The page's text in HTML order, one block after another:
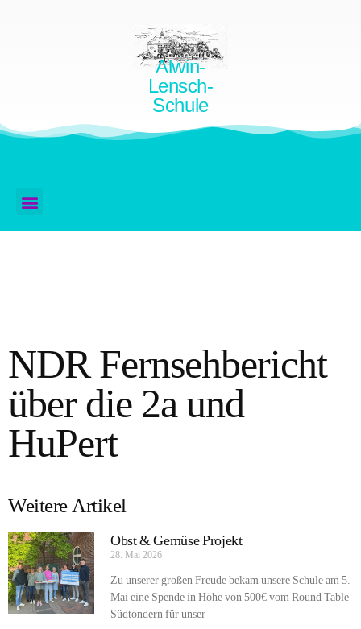
Alwin-
Lensch-
Schule
NDR Fernsehbericht
über die 2a und
HuPert
Weitere Artikel
Obst & Gemüse Projekt
28. Mai 2026
Zu unserer großen Freude bekam unsere Schule am 5.
Mai eine Spende in Höhe von 500€ vom Round Table
Südtondern für unser